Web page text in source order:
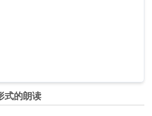
式的朗读